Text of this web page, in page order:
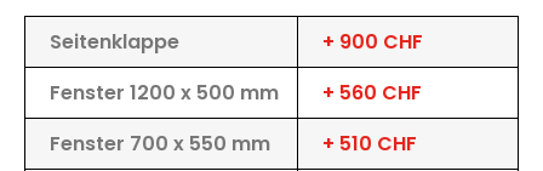
Seitenklappe
+ 900 CHF
Fenster 1200 x 500 mm
+ 560 CHF
Fenster 700 x 550 mm
+ 510 CHF